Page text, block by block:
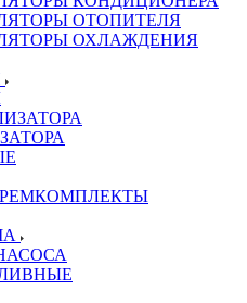
ОТОПИТЕЛЯ
ОХЛАЖДЕНИЯ